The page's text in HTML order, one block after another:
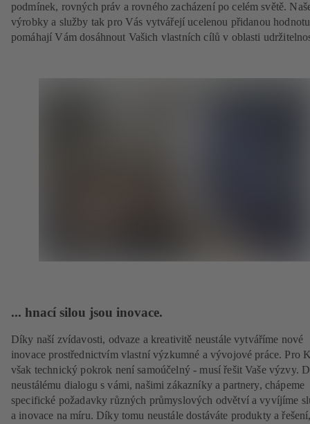
podmínek, rovných práv a rovného zacházení po celém světě.
výrobky a služby tak pro Vás vytvářejí ucelenou přidanou
pomáhají Vám dosáhnout Vašich vlastních cílů v oblasti
... hnací silou jsou inovace.
Díky naší zvídavosti, odvaze a kreativitě neustále vytváříme nové
inovace prostřednictvím vlastní výzkumné a vývojové práce. Pro
však technický pokrok není samoúčelný - musí řešit Vaše výzvy.
neustálému dialogu s vámi, našimi zákazníky a partnery, chápeme
specifické požadavky různých průmyslových odvětví a vyvíjíme
a inovace na míru. Díky tomu neustále dostáváte produkty a